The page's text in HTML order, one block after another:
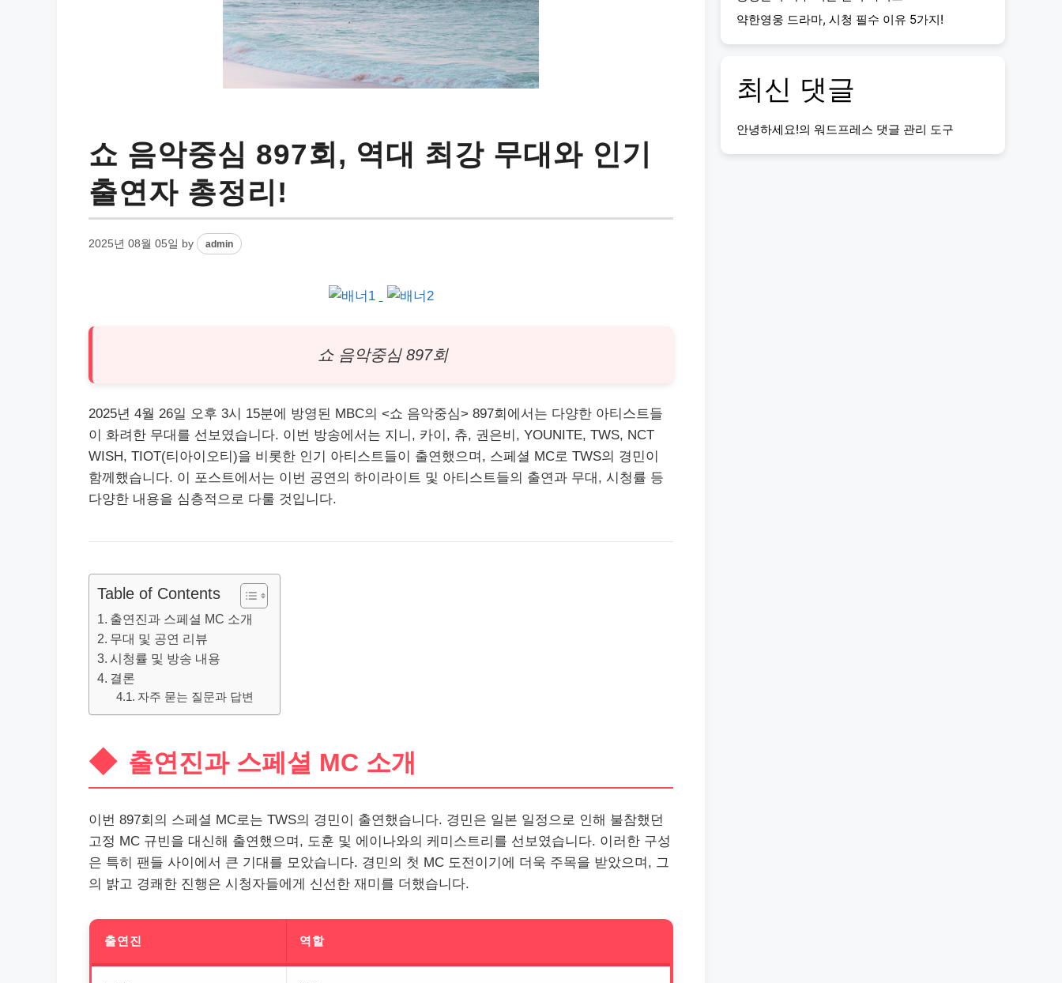
쇼 음악중심 897회, 역대 최강 무대와 인기
출연자 총정리!
2025년 08월 05일 by admin
쇼 음악중심 897회
2025년 4월 26일 오후 3시 15분에 방영된 MBC의 <쇼 음악중심> 897회에서는 다양한 아티스트들
이 화려한 무대를 선보였습니다. 이번 방송에서는 지니, 카이, 츄, 권은비, YOUNITE, TWS, NCT
WISH, TIOT(티아이오티)을 비롯한 인기 아티스트들이 출연했으며, 스페셜 MC로 TWS의 경민이
함께했습니다. 이 포스트에서는 이번 공연의 하이라이트 및 아티스트들의 출연과 무대, 시청률 등
다양한 내용을 심층적으로 다룰 것입니다.
Table of Contents
출연진과 스페셜 MC 소개
무대 및 공연 리뷰
시청률 및 방송 내용
결론
자주 묻는 질문과 답변
출연진과 스페셜 MC 소개
이번 897회의 스페셜 MC로는 TWS의 경민이 출연했습니다. 경민은 일본 일정으로 인해 불참했던
고정 MC 규빈을 대신해 출연했으며, 도훈 및 에이나와의 케미스트리를 선보였습니다. 이러한 구성
은 특히 팬들 사이에서 큰 기대를 모았습니다. 경민의 첫 MC 도전이기에 더욱 주목을 받았으며, 그
의 밝고 경쾌한 진행은 시청자들에게 신선한 재미를 더했습니다.
출연진 역할
약한영웅 드라마, 시청 필수 이유 5가지!
최신 댓글
안녕하세요!의 워드프레스 댓글 관리 도구